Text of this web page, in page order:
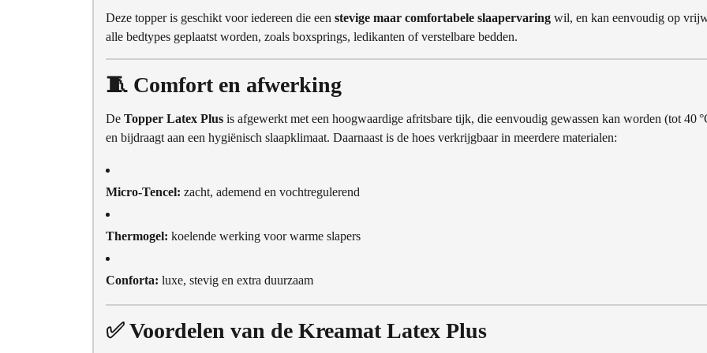
Deze topper is geschikt voor iedereen die een stevige maar comfortabele slaapervaring wil, en kan eenvoudig op
alle bedtypes geplaatst worden, zoals boxsprings, ledikanten of verstelbare bedden.
🧵 Comfort en afwerking
De Topper Latex Plus is afgewerkt met een hoogwaardige afritsbare tijk, die eenvoudig gewassen kan worden (tot 40
en bijdraagt aan een hygiënisch slaapklimaat. Daarnaast is de hoes verkrijgbaar in meerdere materialen:
Micro-Tencel: zacht, ademend en vochtregulerend
Thermogel: koelende werking voor warme slapers
Conforta: luxe, stevig en extra duurzaam
✅ Voordelen van de Kreamat Latex Plus